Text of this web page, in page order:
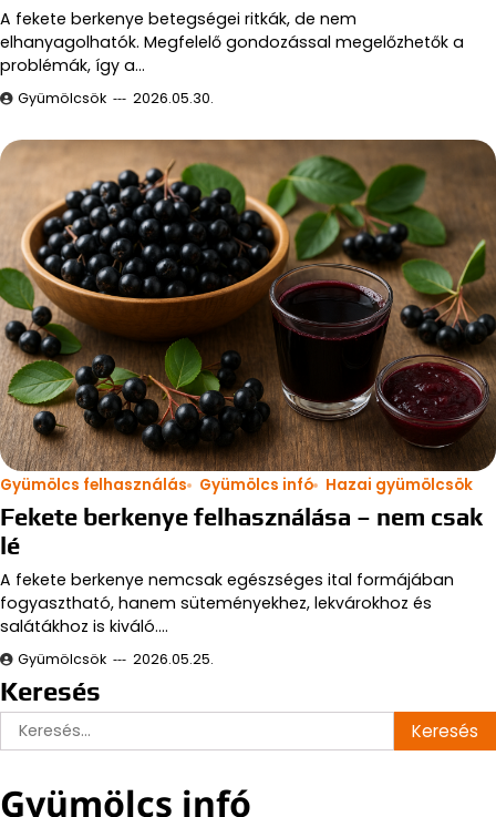
A fekete berkenye betegségei ritkák, de nem
elhanyagolhatók. Megfelelő gondozással megelőzhetők a
problémák, így a…
Gyümölcsök 2026.05.30.
Gyümölcs felhasználás Gyümölcs infó Hazai gyümölcsök
Fekete berkenye felhasználása – nem csak
lé
A fekete berkenye nemcsak egészséges ital formájában
fogyasztható, hanem süteményekhez, lekvárokhoz és
salátákhoz is kiváló.…
Gyümölcsök 2026.05.25.
Keresés
Keresés:
Gyümölcs infó